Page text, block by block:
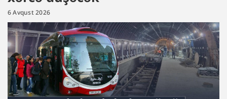
6 Avqust 2026